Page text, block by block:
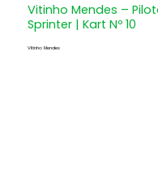
Vitinho Mendes –
Sprinter | Kart Nº 10
Vitinho Mendes